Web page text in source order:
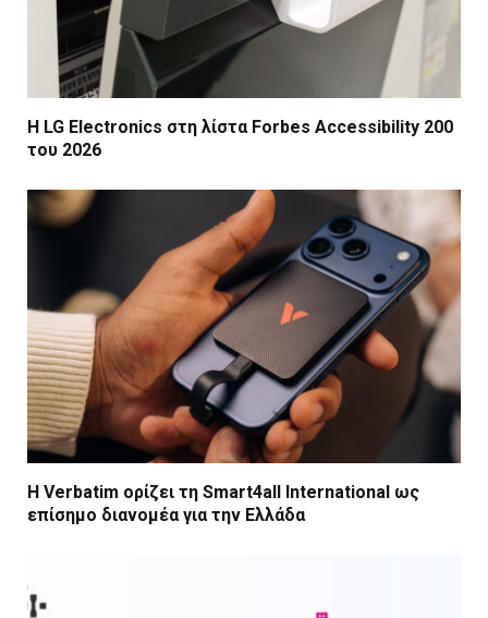
Η LG Electronics στη λίστα Forbes Accessibility 200
του 2026
Η Verbatim ορίζει τη Smart4all International ως
επίσημο διανομέα για την Ελλάδα